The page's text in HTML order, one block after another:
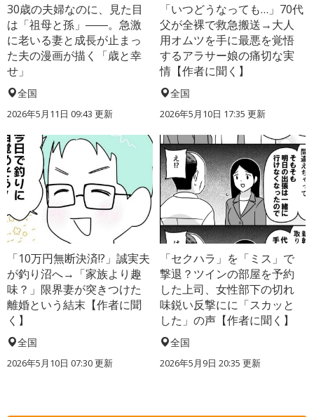
30歳の夫婦なのに、見た目
は「祖母と孫」――。急激
に老いる妻と成長が止まっ
た夫の漫画が描く「歳と幸
せ」
全国
2026年5月11日 09:43 更新
「いつどうなっても…」70代
父が全裸で救急搬送→大人
用オムツを手に最悪を覚悟
するアラサー娘の痛切な実
情【作者に聞く】
全国
2026年5月10日 17:35 更新
「10万円無断決済!?」誠実夫
が釣り沼へ→「家族より趣
味？」限界妻が突きつけた
離婚という結末【作者に聞
く】
全国
2026年5月10日 07:30 更新
「セクハラ」を「ミス」で
撃退？ツインの部屋を予約
した上司、女性部下の切れ
味鋭い反撃にに「スカッと
した」の声【作者に聞く】
全国
2026年5月9日 20:35 更新